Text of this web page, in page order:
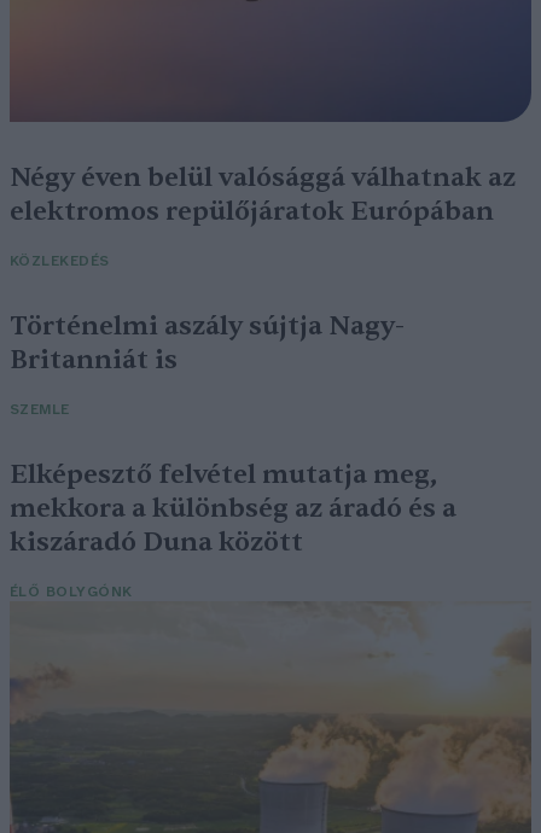
Négy éven belül valósággá válhatnak az
elektromos repülőjáratok Európában
KÖZLEKEDÉS
Történelmi aszály sújtja Nagy-
Britanniát is
SZEMLE
Elképesztő felvétel mutatja meg,
mekkora a különbség az áradó és a
kiszáradó Duna között
ÉLŐ BOLYGÓNK